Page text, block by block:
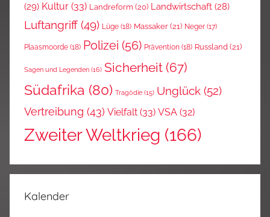
(29) Kultur (33) Landreform (20) Landwirtschaft (28)
Luftangriff (49) Lüge (18) Massaker (21) Neger (17)
Plaasmoorde (18) Polizei (56) Prävention (18) Russland (21)
Sagen und Legenden (16) Sicherheit (67)
Südafrika (80) Tragödie (15) Unglück (52)
Vertreibung (43) Vielfalt (33) VSA (32)
Zweiter Weltkrieg (166)
Kalender